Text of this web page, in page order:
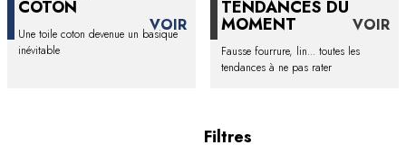
COTON
Une toile coton devenue un basique
inévitable
VOIR
TENDANCES DU
MOMENT
Fausse fourrure, lin... toutes les
tendances à ne pas rater
VOIR
Filtres